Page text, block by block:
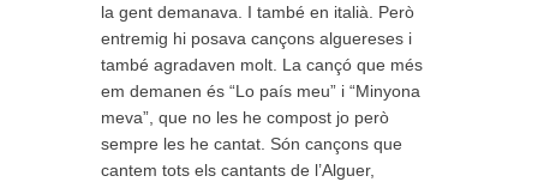
la gent demanava. I també en italià. Però
entremig hi posava cançons alguereses i
també agradaven molt. La cançó que més
em demanen és “Lo país meu” i “Minyona
meva”, que no les he compost jo però
sempre les he cantat. Són cançons que
cantem tots els cantants de l’Alguer,